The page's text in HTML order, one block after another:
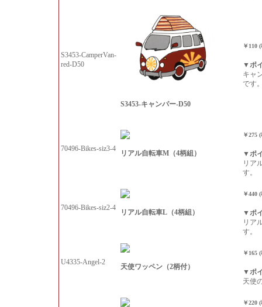
S3453-CamperVan-
red-D50
S3453-キャンパー-D50
￥110
▼ポ
キャ
です
70496-Bikes-siz3-4
リアル自転車M（4柄組）
￥275
▼ポ
リア
す。
70496-Bikes-siz2-4
リアル自転車L（4柄組）
￥440
▼ポ
リア
す。
U4335-Angel-2
天使ワッペン（2柄付）
￥165
▼ポ
天使
￥220